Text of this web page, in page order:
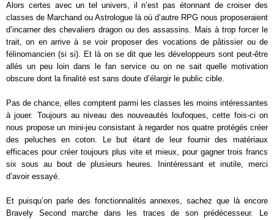
Alors certes avec un tel univers, il n’est pas étonnant de croiser des
classes de Marchand ou Astrologue là où d’autre RPG nous proposeraient
d’incarner des chevaliers dragon ou des assassins. Mais à trop forcer le
trait, on en arrive à se voir proposer des vocations de pâtissier ou de
félinomancien (si si). Et là on se dit que les développeurs sont peut-être
allés un peu loin dans le fan service ou on ne sait quelle motivation
obscure dont la finalité est sans doute d’élargir le public cible.
Pas de chance, elles comptent parmi les classes les moins intéressantes
à jouer. Toujours au niveau des nouveautés loufoques, cette fois-ci on
nous propose un mini-jeu consistant à regarder nos quatre protégés créer
des peluches en coton. Le but étant de leur fournir des matériaux
efficaces pour créer toujours plus vite et mieux, pour gagner trois francs
six sous au bout de plusieurs heures. Inintéressant et inutile, merci
d’avoir essayé.
Et puisqu’on parle des fonctionnalités annexes, sachez que là encore
Bravely Second marche dans les traces de son prédécesseur. Le